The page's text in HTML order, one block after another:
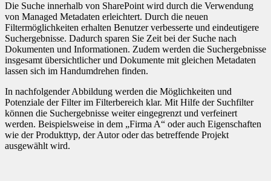
Die Suche innerhalb von SharePoint wird durch die Verwendung
von Managed Metadaten erleichtert. Durch die neuen
Filtermöglichkeiten erhalten Benutzer verbesserte und eindeutigere
Suchergebnisse. Dadurch sparen Sie Zeit bei der Suche nach
Dokumenten und Informationen. Zudem werden die Suchergebnisse
insgesamt übersichtlicher und Dokumente mit gleichen Metadaten
lassen sich im Handumdrehen finden.
In nachfolgender Abbildung werden die Möglichkeiten und
Potenziale der Filter im Filterbereich klar. Mit Hilfe der Suchfilter
können die Suchergebnisse weiter eingegrenzt und verfeinert
werden. Beispielsweise in dem „Firma A“ oder auch Eigenschaften
wie der Produkttyp, der Autor oder das betreffende Projekt
ausgewählt wird.